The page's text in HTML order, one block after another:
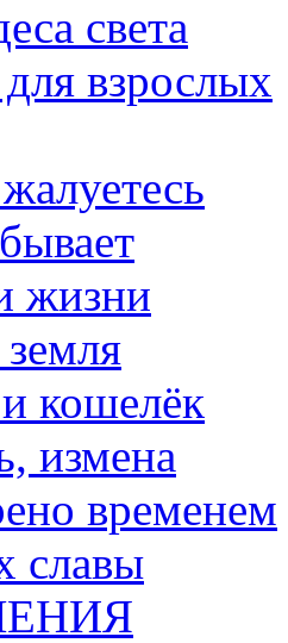
света
взрослых
жизни
кошелёк
измена
временем
славы